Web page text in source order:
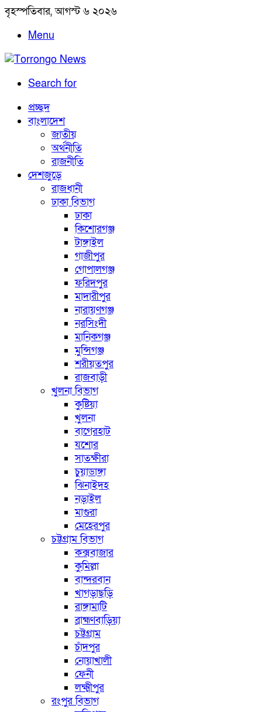
বৃহস্পতিবার, আগস্ট ৬ ২০২৬
Menu
Search for
প্রচ্ছদ
বাংলাদেশ
জাতীয়
অর্থনীতি
রাজনীতি
দেশজুড়ে
রাজধানী
ঢাকা বিভাগ
ঢাকা
কিশোরগঞ্জ
টাঙ্গাইল
গাজীপুর
গোপালগঞ্জ
ফরিদপুর
মাদারীপুর
নারায়ণগঞ্জ
নরসিংদী
মানিকগঞ্জ
মুন্সিগঞ্জ
শরীয়তপুর
রাজবাড়ী
খুলনা বিভাগ
কুষ্টিয়া
খুলনা
বাগেরহাট
যশোর
সাতক্ষীরা
চুয়াডাঙ্গা
ঝিনাইদহ
নড়াইল
মাগুরা
মেহেরপুর
চট্টগ্রাম বিভাগ
কক্সবাজার
কুমিল্লা
বান্দরবান
খাগড়াছড়ি
রাঙ্গামাটি
ব্রাহ্মণবাড়িয়া
চট্টগ্রাম
চাঁদপুর
নোয়াখালী
ফেনী
লক্ষ্মীপুর
রংপুর বিভাগ